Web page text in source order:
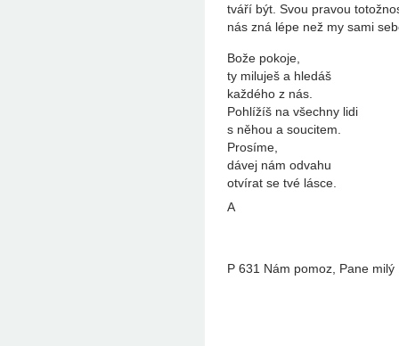
tváří být. Svou pravou
nás zná lépe než my sami
Bože pokoje,
ty miluješ a hledáš
každého z nás.
Pohlížíš na všechny lidi
s něhou a soucitem.
Prosíme,
dávej nám odvahu
otvírat se tvé lásce.
A
P 631 Nám pomoz, Pane milý